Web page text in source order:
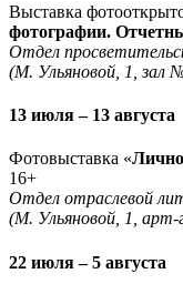
Выставка
фотографии.
Отдел
(М. Ульяновой, 1, зал
13 июля – 13 августа
Фотовыставка «
16+
Отдел отраслевой
(М. Ульяновой, 1,
22 июля – 5 августа